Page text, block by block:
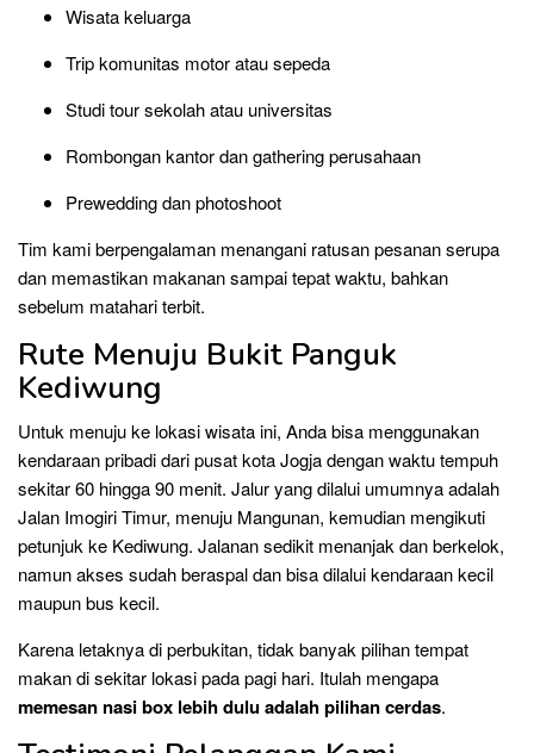
Wisata keluarga
Trip komunitas motor atau sepeda
Studi tour sekolah atau universitas
Rombongan kantor dan gathering perusahaan
Prewedding dan photoshoot
Tim kami berpengalaman menangani ratusan pesanan serupa
dan memastikan makanan sampai tepat waktu, bahkan
sebelum matahari terbit.
Rute Menuju Bukit Panguk
Kediwung
Untuk menuju ke lokasi wisata ini, Anda bisa menggunakan
kendaraan pribadi dari pusat kota Jogja dengan waktu tempuh
sekitar 60 hingga 90 menit. Jalur yang dilalui umumnya adalah
Jalan Imogiri Timur, menuju Mangunan, kemudian mengikuti
petunjuk ke Kediwung. Jalanan sedikit menanjak dan berkelok,
namun akses sudah beraspal dan bisa dilalui kendaraan kecil
maupun bus kecil.
Karena letaknya di perbukitan, tidak banyak pilihan tempat
makan di sekitar lokasi pada pagi hari. Itulah mengapa
memesan nasi box lebih dulu adalah pilihan cerdas.